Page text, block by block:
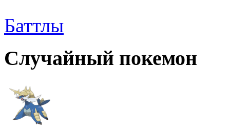
Баттлы
Случайный покемон